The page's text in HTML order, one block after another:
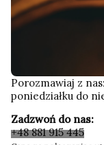
Porozmawiaj z
poniedziałku do
Zadzwoń do nas:
+48 881 915 445